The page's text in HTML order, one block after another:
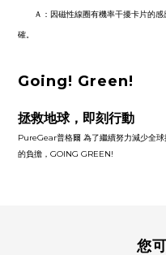
Ａ： 因磁性線圈有機率干擾卡片的
確。
Going! Green!
拯救地球，即刻行動
PureGear普格爾 為了繼續努力減少全
的負擔，GOING GREEN!
您